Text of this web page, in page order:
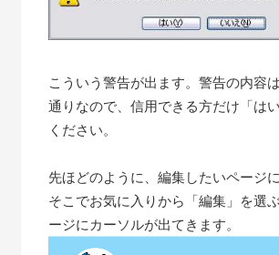
こういう警告が出ます。警告の内容
通りなので、信用できる方だけ「は
ください。
先ほどのように、編集したいページに
そこでお気に入りから「編集」を選
ージにカーソルが出てきます。